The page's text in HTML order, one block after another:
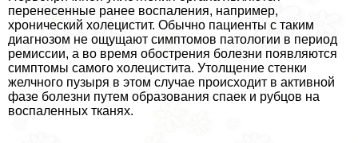
перенесенные ранее воспаления, например,
хронический холецистит. Обычно пациенты с таким
диагнозом не ощущают симптомов патологии в период
ремиссии, а во время обострения болезни появляются
симптомы самого холецистита. Утолщение стенки
желчного пузыря в этом случае происходит в активной
фазе болезни путем образования спаек и рубцов на
воспаленных тканях.